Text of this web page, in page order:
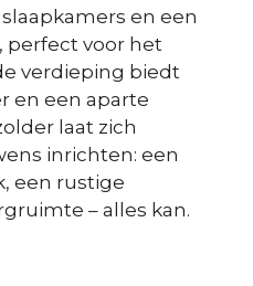
en een
perfect voor het
verdieping biedt
en een aparte
laat zich
inrichten: een
een rustige
– alles kan.